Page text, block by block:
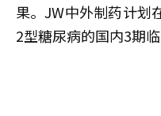
果。JW中外制药计划
2型糖尿病的国内3期